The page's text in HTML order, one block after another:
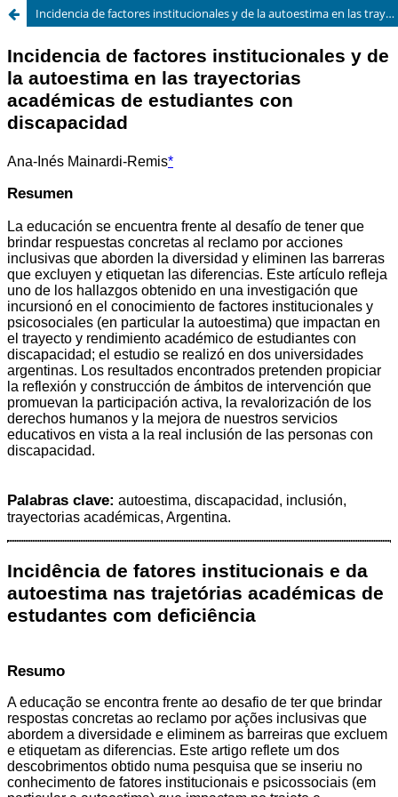
Incidencia de factores institucionales y de la autoestima en las trayectorias académicas de estudiantes con discapacidad